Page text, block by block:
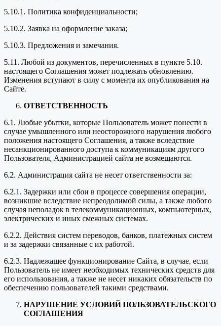
5.10.1. Политика конфиденциальности;
5.10.2. Заявка на оформление заказа;
5.10.3. Предложения и замечания.
5.11. Любой из документов, перечисленных в пункте 5.10.
настоящего Соглашения может подлежать обновлению.
Изменения вступают в силу с момента их опубликования на
Сайте.
ОТВЕТСТВЕННОСТЬ
6.1. Любые убытки, которые Пользователь может понести в
случае умышленного или неосторожного нарушения любого
положения настоящего Соглашения, а также вследствие
несанкционированного доступа к коммуникациям другого
Пользователя, Администрацией сайта не возмещаются.
6.2. Администрация сайта не несет ответственности за:
6.2.1. Задержки или сбои в процессе совершения операции,
возникшие вследствие непреодолимой силы, а также любого
случая неполадок в телекоммуникационных, компьютерных,
электрических и иных смежных системах.
6.2.2. Действия систем переводов, банков, платежных систем
и за задержки связанные с их работой.
6.2.3. Надлежащее функционирование Сайта, в случае, если
Пользователь не имеет необходимых технических средств для
его использования, а также не несет никаких обязательств по
обеспечению пользователей такими средствами.
НАРУШЕНИЕ УСЛОВИЙ ПОЛЬЗОВАТЕЛЬСКОГО
СОГЛАШЕНИЯ